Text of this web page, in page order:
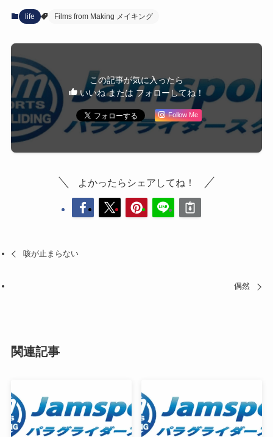
life Films from Making メイキング
この記事が気に入ったら
いいね または フォローしてね！
Follow Me
よかったらシェアしてね！
咳が止まらない
偶然
関連記事